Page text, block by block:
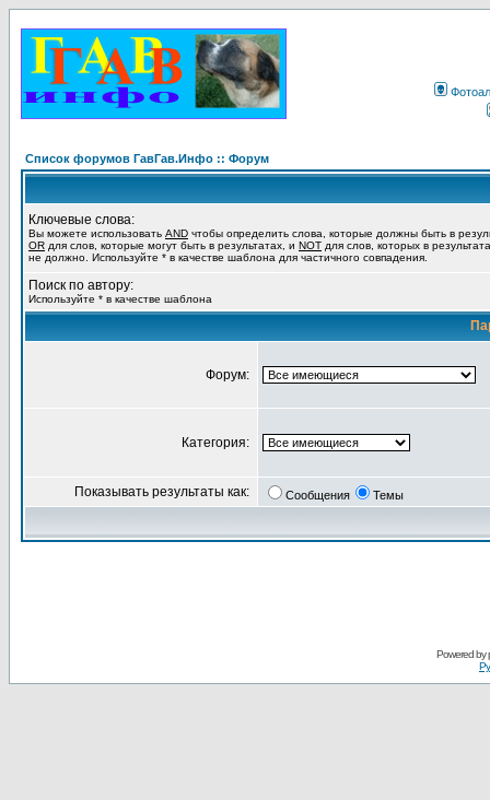
Список форумов ГавГав.Инфо :: Форум
Ключевые слова:
Вы можете использовать AND чтобы определить слова, которые должны быть в
OR для слов, которые могут быть в результатах, и NOT для слов, которых в
не должно. Используйте * в качестве шаблона для частичного совпадения.
Поиск по автору:
Используйте * в качестве шаблона
Форум:
Категория:
Показывать результаты как: Сообщения Темы
Powered by